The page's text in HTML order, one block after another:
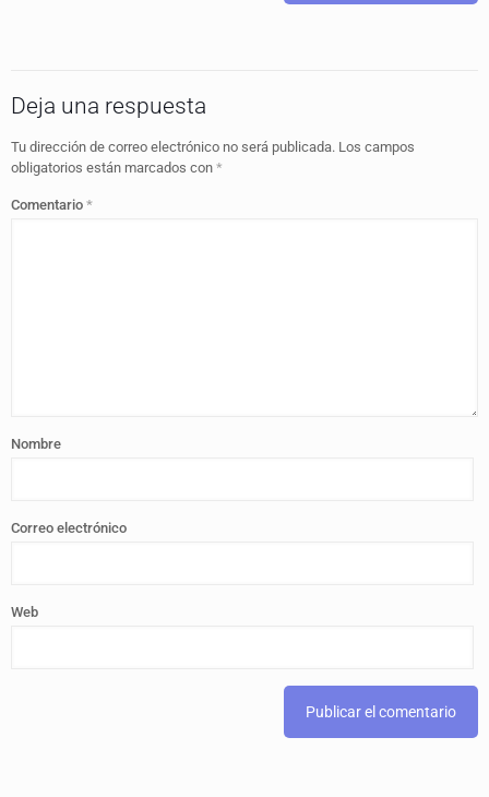
Deja una respuesta
Tu dirección de correo electrónico no será publicada. Los campos
obligatorios están marcados con *
Comentario *
Nombre
Correo electrónico
Web